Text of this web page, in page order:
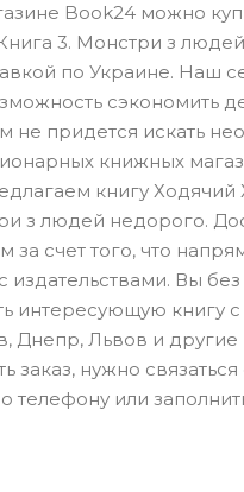
Book24 можно
3. Монстри з
по Украине. Наш
сэкономить
не придется искать
книжных
книгу Ходячий
з людей недорого.
за счет того, что
издательствами. Вы без
интересующую книгу
Днепр, Львов и другие
заказ, нужно
или